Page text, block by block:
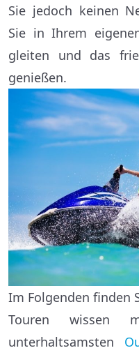
Sie jedoch keinen
Sie in Ihrem
gleiten und das
genießen.
Im Folgenden finden
Touren wissen
unterhaltsamsten